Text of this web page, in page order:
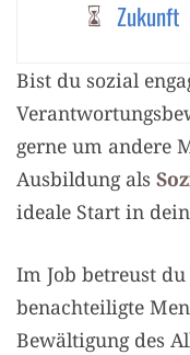
Zukunft
Bist du sozial
gerne um andere
Ausbildung als
ideale Start in
Im Job betreust
benachteiligte
Bewältigung des